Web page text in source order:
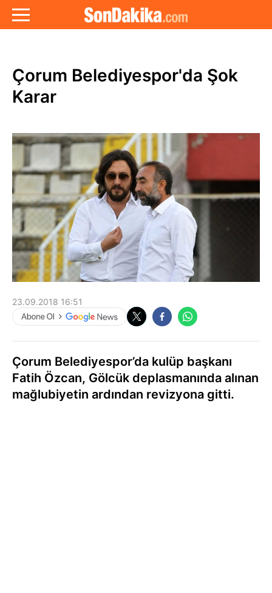
Çorum Belediyespor'da Şok
Karar
23.09.2018 16:51
Çorum Belediyespor’da kulüp başkanı
Fatih Özcan, Gölcük deplasmanında alınan
mağlubiyetin ardından revizyona gitti.